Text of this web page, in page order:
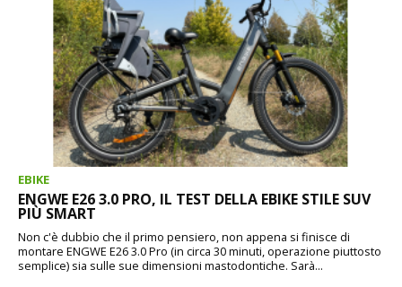
EBIKE
ENGWE E26 3.0 PRO, IL TEST DELLA EBIKE STILE SUV
PIÙ SMART
Non c'è dubbio che il primo pensiero, non appena si finisce di
montare ENGWE E26 3.0 Pro (in circa 30 minuti, operazione piuttosto
semplice) sia sulle sue dimensioni mastodontiche. Sarà...